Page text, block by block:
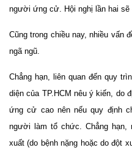
người ứng cử. Hội nghị lần hai sẽ
Cũng trong chiều nay, nhiều vấn
ngã ngũ.
Chẳng hạn, liên quan đến quy
diện của TP.HCM nêu ý kiến, do
ứng cử cao nên nếu quy định
người làm tổ chức. Chẳng
xuất (do bệnh nặng hoặc do đột